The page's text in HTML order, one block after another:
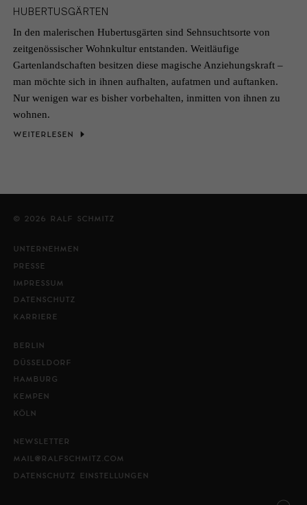
HUBERTUSGÄRTEN
In den malerischen Hubertusgärten sind Sehnsuchtsorte von
zeitgenössischer Wohnkultur entstanden. Weitläufige
Gartenlandschaften besitzen diese magische Anziehungskraft –
man möchte sich in ihnen aufhalten, aufatmen und auftanken.
Nur wenigen war es bisher vorbehalten, inmitten von ihnen zu
wohnen.
WEITERLESEN
© 2026 RALF SCHMITZ
UNTERNEHMEN
PRESSE
IMPRESSUM
DATENSCHUTZ
KARRIERE
BERLIN
DÜSSELDORF
HAMBURG
KEMPEN
KÖLN
NEWSLETTER
MAIL@RALFSCHMITZ.COM
DATENSCHUTZ EINSTELLUNGEN